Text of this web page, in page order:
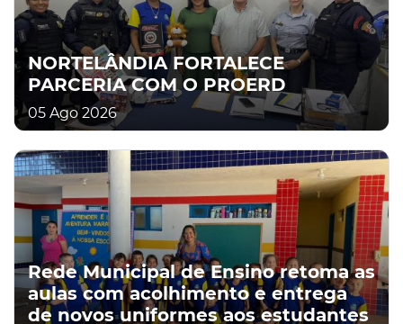
NORTELÂNDIA FORTALECE
PARCERIA COM O PROERD
05 Ago 2026
Rede Municipal de Ensino retoma as
aulas com acolhimento e entrega
de novos uniformes aos estudantes